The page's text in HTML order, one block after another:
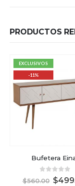
PRODUCTOS
EXCLUSIVOS
-11%
Bufetera
out of
$560.00 $